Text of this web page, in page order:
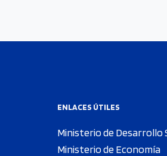
ENLACES ÚTILES
Ministerio de Desarrollo
Ministerio de Economía